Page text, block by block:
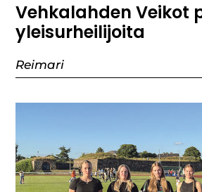
Vehkalahden Veikot
yleisurheilijoita
Reimari